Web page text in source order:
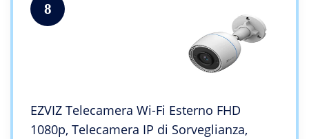
8
EZVIZ Telecamera Wi-Fi Esterno FHD
1080p, Telecamera IP di Sorveglianza,